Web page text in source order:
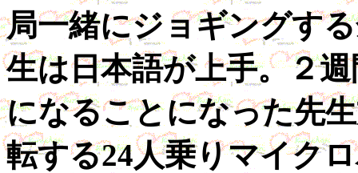
局一緒にジョギングす
生は日本語が上手。２
になることになった先
転する24人乗りマイク